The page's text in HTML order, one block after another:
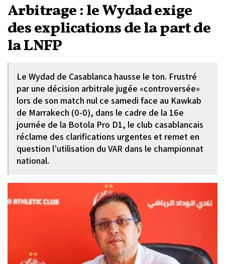
Arbitrage : le Wydad exige
des explications de la part de
la LNFP
Le Wydad de Casablanca hausse le ton. Frustré
par une décision arbitrale jugée «controversée»
lors de son match nul ce samedi face au Kawkab
de Marrakech (0-0), dans le cadre de la 16e
journée de la Botola Pro D1, le club casablancais
réclame des clarifications urgentes et remet en
question l’utilisation du VAR dans le championnat
national.